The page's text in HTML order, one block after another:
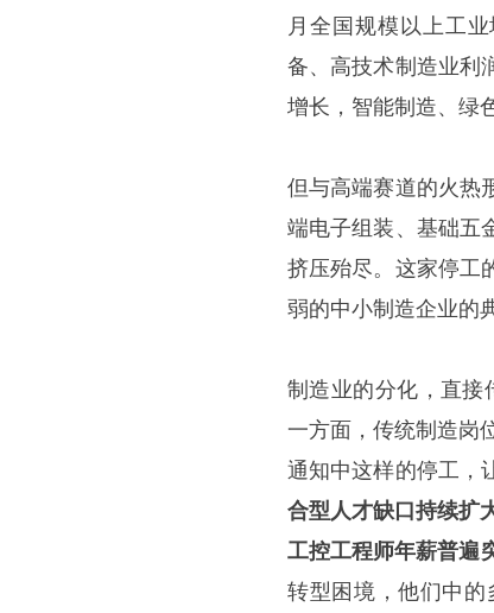
月全国规模以上工
备、高技术制造业利
增长，智能制造、绿
但与高端赛道的火热
端电子组装、基础五
挤压殆尽。这家停工
弱的中小制造企业的
制造业的分化，直接
一方面，传统制造岗
通知中这样的停工，
合型人才缺口持续扩
工控工程师年薪普遍
转型困境，他们中